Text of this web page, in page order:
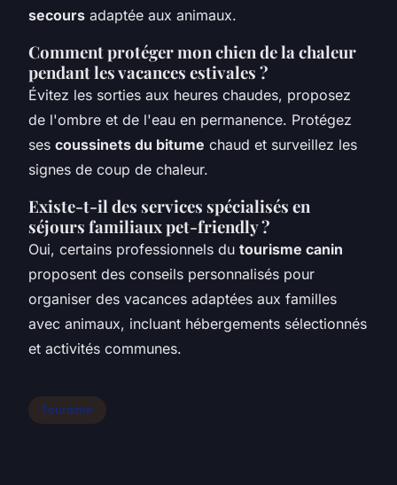
secours adaptée aux animaux.
Comment protéger mon chien de la chaleur
pendant les vacances estivales ?
Évitez les sorties aux heures chaudes, proposez
de l'ombre et de l'eau en permanence. Protégez
ses coussinets du bitume chaud et surveillez les
signes de coup de chaleur.
Existe-t-il des services spécialisés en
séjours familiaux pet-friendly ?
Oui, certains professionnels du tourisme canin
proposent des conseils personnalisés pour
organiser des vacances adaptées aux familles
avec animaux, incluant hébergements sélectionnés
et activités communes.
Tourisme